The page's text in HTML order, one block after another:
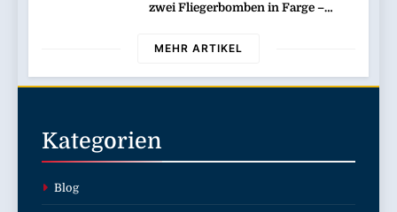
zwei Fliegerbomben in Farge –
MEHR ARTIKEL
Kategorien
Blog